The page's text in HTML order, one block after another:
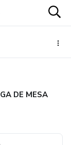
DE MESA